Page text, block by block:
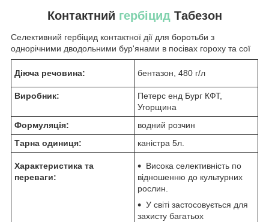
Контактний гербіцидТабезон
Селективний гербіцид контактної дії для боротьби з
однорічними дводольними бур'янами в посівах гороху та сої
Діюча речовина: бентазон, 480 г/л
Виробник:
Петерс енд Бург КФТ,
Угорщина
Формуляція:
водний розчин
Тарна одиниця:
каністра 5л.
Характеристика та
переваги:
Висока селективність по
відношенню до культурних
рослин.
У світі застосовується для
захисту багатьох